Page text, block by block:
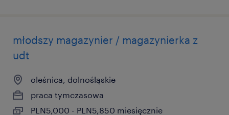
młodszy magazynier / magazynierka z
udt
oleśnica, dolnośląskie
praca tymczasowa
PLN5,000 - PLN5,850 miesięcznie